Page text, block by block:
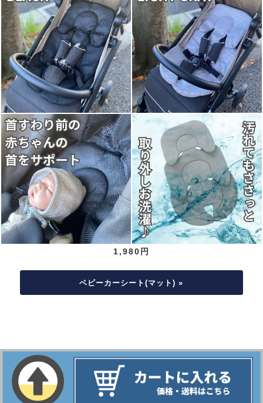
1,980円
ベビーカーシート(マット) »